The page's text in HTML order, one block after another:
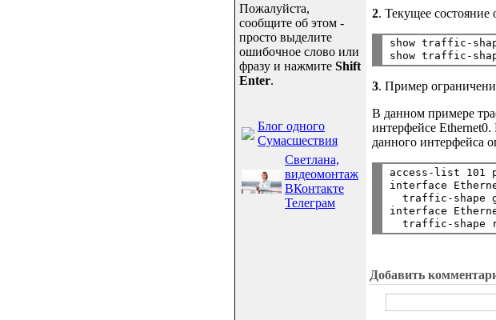
Пожалуйста,
сообщите об этом -
просто выделите
ошибочное слово или
фразу и нажмите Shift
Enter.
Блог одного
Сумасшествия
Светлана,
видеомонтаж
ВКонтакте
Телеграм
2. Текущее состояние
show traffic-
3. Пример
В данном примере
интерфейсе
данного интерфейса
access-list 101
interface
traffic-shape
interface
Добавить